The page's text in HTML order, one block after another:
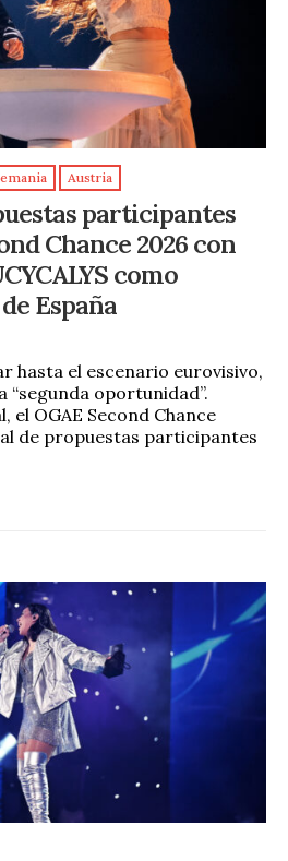
Austria
participantes
Chance 2026 con
como
España
hasta el escenario eurovisivo,
“segunda oportunidad”.
el OGAE Second Chance
de propuestas participantes